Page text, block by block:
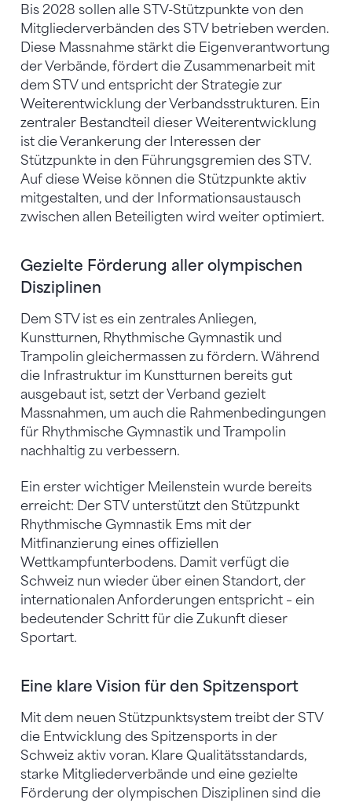
Bis 2028 sollen alle STV-Stützpunkte von den
Mitgliederverbänden des STV betrieben werden.
Diese Massnahme stärkt die Eigenverantwortung
der Verbände, fördert die Zusammenarbeit mit
dem STV und entspricht der Strategie zur
Weiterentwicklung der Verbandsstrukturen. Ein
zentraler Bestandteil dieser Weiterentwicklung
ist die Verankerung der Interessen der
Stützpunkte in den Führungsgremien des STV.
Auf diese Weise können die Stützpunkte aktiv
mitgestalten, und der Informationsaustausch
zwischen allen Beteiligten wird weiter optimiert.
Gezielte Förderung aller olympischen
Disziplinen
Dem STV ist es ein zentrales Anliegen,
Kunstturnen, Rhythmische Gymnastik und
Trampolin gleichermassen zu fördern. Während
die Infrastruktur im Kunstturnen bereits gut
ausgebaut ist, setzt der Verband gezielt
Massnahmen, um auch die Rahmenbedingungen
für Rhythmische Gymnastik und Trampolin
nachhaltig zu verbessern.
Ein erster wichtiger Meilenstein wurde bereits
erreicht: Der STV unterstützt den Stützpunkt
Rhythmische Gymnastik Ems mit der
Mitfinanzierung eines offiziellen
Wettkampfunterbodens. Damit verfügt die
Schweiz nun wieder über einen Standort, der
internationalen Anforderungen entspricht – ein
bedeutender Schritt für die Zukunft dieser
Sportart.
Eine klare Vision für den Spitzensport
Mit dem neuen Stützpunktsystem treibt der STV
die Entwicklung des Spitzensports in der
Schweiz aktiv voran. Klare Qualitätsstandards,
starke Mitgliederverbände und eine gezielte
Förderung der olympischen Disziplinen sind die